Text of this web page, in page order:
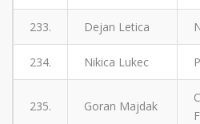
233. Dejan Letica
234. Nikica Lukec
235. Goran Majdak